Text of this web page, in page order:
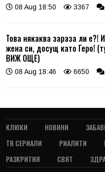
08 Aug 18:50 3367
Това някаква зараза ли е?!
жена си, досущ като Геро!
ВИЖ ОЩЕ)
08 Aug 18:46 6650
КЛЮКИ НОВИНИ
ТВ СЕРИАЛИ
РИАЛИТИ
РАЗКРИТИЯ
СВЯТ